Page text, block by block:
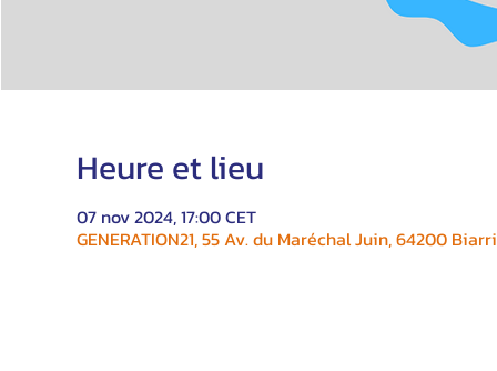
Heure et lieu
07 nov 2024, 17:00 CET
GENERATION21, 55 Av. du Maréchal Juin, 64200